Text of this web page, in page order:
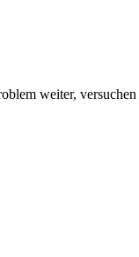
weiter,